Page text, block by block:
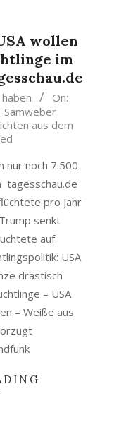
wollen
im
On:
Samweber
aus dem
nur noch 7.500
tagesschau.de
pro Jahr
senkt
auf
USA
drastisch
– USA
– Weiße aus